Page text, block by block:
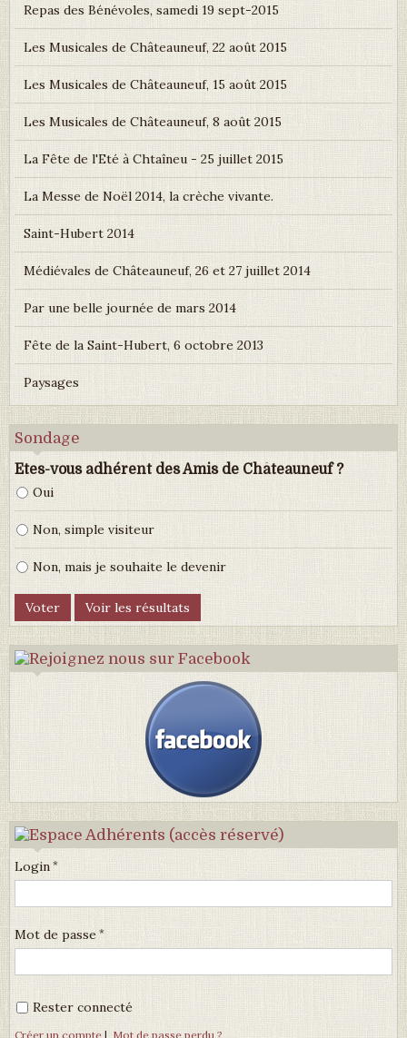
Repas des Bénévoles, samedi 19 sept-2015
Les Musicales de Châteauneuf, 22 août 2015
Les Musicales de Châteauneuf, 15 août 2015
Les Musicales de Châteauneuf, 8 août 2015
La Fête de l'Eté à Chtaîneu - 25 juillet 2015
La Messe de Noël 2014, la crèche vivante.
Saint-Hubert 2014
Médiévales de Châteauneuf, 26 et 27 juillet 2014
Par une belle journée de mars 2014
Fête de la Saint-Hubert, 6 octobre 2013
Paysages
Sondage
Etes-vous adhérent des Amis de Châteauneuf ?
Oui
Non, simple visiteur
Non, mais je souhaite le devenir
Login
Mot de passe
Rester connecté
Créer un compte | Mot de passe perdu ?